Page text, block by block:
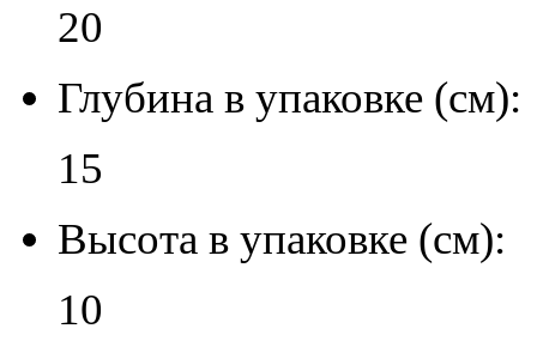
20
Глубина в упаковке (см):
15
Высота в упаковке (см):
10